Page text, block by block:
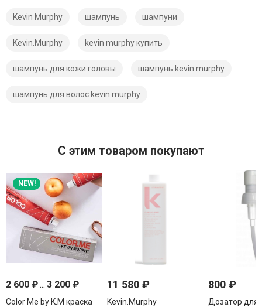
Kevin Murphy шампунь шампуни
Kevin.Murphy kevin murphy купить
шампунь для кожи головы шампунь kevin murphy
шампунь для волос kevin murphy
C этим товаром покупают
NEW!
2 600 ₽ ... 3 200 ₽
Color Me by K.M краска
11 580 ₽
Kevin.Murphy
800 ₽
Дозатор для